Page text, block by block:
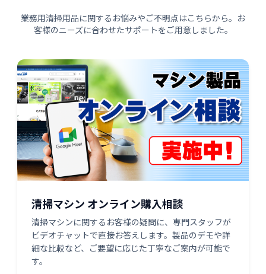
業務用清掃用品に関するお悩みやご不明点はこちらから。お
客様のニーズに合わせたサポートをご用意しました。
清掃マシン オンライン購入相談
清掃マシンに関するお客様の疑問に、専門スタッフが
ビデオチャットで直接お答えします。製品のデモや詳
細な比較など、ご要望に応じた丁寧なご案内が可能で
す。